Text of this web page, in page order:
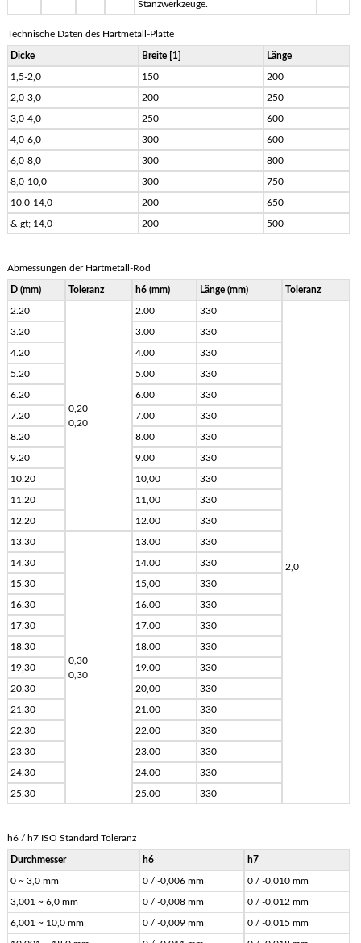
Stanzwerkzeuge.
Technische Daten des Hartmetall-Platte
Dicke Breite [1] Länge
1,5-2,0 150 200
2,0-3,0 200 250
3,0-4,0 250 600
4,0-6,0 300 600
6,0-8,0 300 800
8,0-10,0 300 750
10,0-14,0 200 650
& gt; 14,0 200 500
Abmessungen der Hartmetall-Rod
D (mm) Toleranz h6 (mm) Länge (mm) Toleranz
2.20
0,20
0,20
2.00 330
2,0
3.20 3.00 330
4.20 4.00 330
5.20 5.00 330
6.20 6.00 330
7.20 7.00 330
8.20 8.00 330
9.20 9.00 330
10.20 10,00 330
11.20 11,00 330
12.20 12.00 330
13.30
0,30
0,30
13.00 330
14.30 14.00 330
15.30 15,00 330
16.30 16.00 330
17.30 17.00 330
18.30 18.00 330
19,30 19.00 330
20.30 20,00 330
21.30 21.00 330
22.30 22.00 330
23,30 23.00 330
24.30 24.00 330
25.30 25.00 330
h6 / h7 ISO Standard Toleranz
Durchmesser h6 h7
0 ~ 3,0 mm 0 / -0,006 mm 0 / -0,010 mm
3,001 ~ 6,0 mm 0 / -0,008 mm 0 / -0,012 mm
6,001 ~ 10,0 mm 0 / -0,009 mm 0 / -0,015 mm